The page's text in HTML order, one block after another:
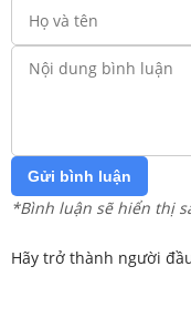
Gửi bình luận
*Bình luận sẽ hiển thị
Hãy trở thành người